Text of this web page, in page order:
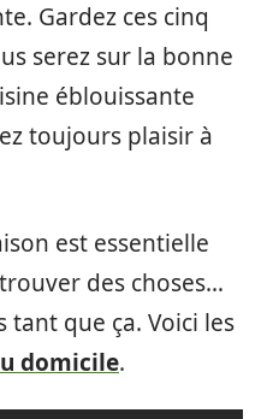
Gardez ces cinq
serez sur la bonne
éblouissante
toujours plaisir à
est essentielle
des choses…
tant que ça. Voici les
domicile.